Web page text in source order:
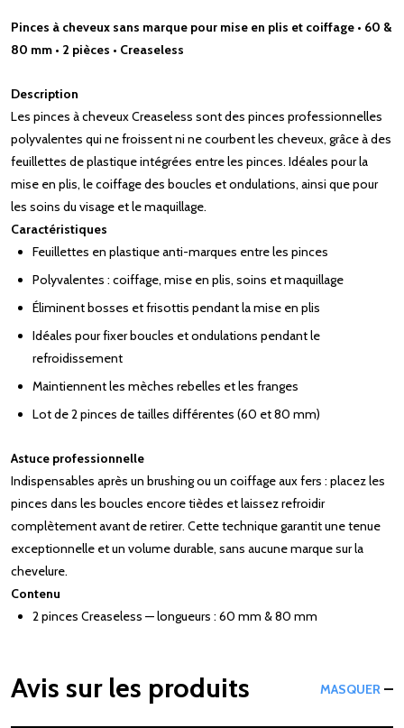
Pinces à cheveux sans marque pour mise en plis et coiffage • 60 &
80 mm • 2 pièces • Creaseless
Description
Les pinces à cheveux Creaseless sont des pinces professionnelles
polyvalentes qui ne froissent ni ne courbent les cheveux, grâce à des
feuillettes de plastique intégrées entre les pinces. Idéales pour la
mise en plis, le coiffage des boucles et ondulations, ainsi que pour
les soins du visage et le maquillage.
Caractéristiques
Feuillettes en plastique anti-marques entre les pinces
Polyvalentes : coiffage, mise en plis, soins et maquillage
Éliminent bosses et frisottis pendant la mise en plis
Idéales pour fixer boucles et ondulations pendant le
refroidissement
Maintiennent les mèches rebelles et les franges
Lot de 2 pinces de tailles différentes (60 et 80 mm)
Astuce professionnelle
Indispensables après un brushing ou un coiffage aux fers : placez les
pinces dans les boucles encore tièdes et laissez refroidir
complètement avant de retirer. Cette technique garantit une tenue
exceptionnelle et un volume durable, sans aucune marque sur la
chevelure.
Contenu
2 pinces Creaseless — longueurs : 60 mm & 80 mm
Avis sur les produits MASQUER